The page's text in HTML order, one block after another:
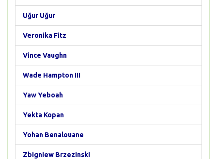
Uğur Uğur
Veronika Fitz
Vince Vaughn
Wade Hampton III
Yaw Yeboah
Yekta Kopan
Yohan Benalouane
Zbigniew Brzezinski